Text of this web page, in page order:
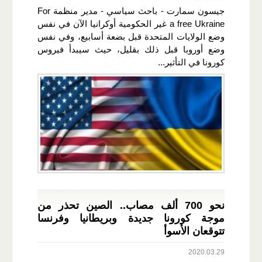
جيسون سمارت - باحث سياسي - مدير منظمة For
a free Ukraine غير الحكومية أوكرانيا الآن في نفس
وضع الولايات المتحدة قبل بضعة أسابيع، وفي نفس
وضع أوروبا قبل ذلك بقليل، حيث سيبدأ فيروس
كورونا في التأثير...
نحو 700 ألف مصاب.. الصين تحذر من
موجة كورونا جديدة وبريطانيا وفرنسا
تتوقعان الأسوأ
2020.03.29